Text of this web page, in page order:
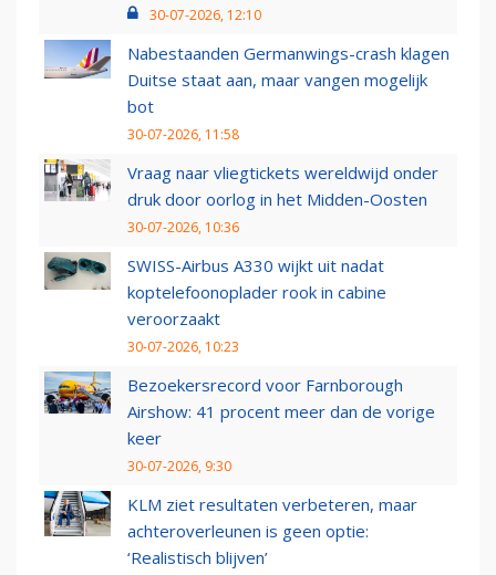
30-07-2026, 12:10
Nabestaanden Germanwings-crash klagen
Duitse staat aan, maar vangen mogelijk
bot
30-07-2026, 11:58
Vraag naar vliegtickets wereldwijd onder
druk door oorlog in het Midden-Oosten
30-07-2026, 10:36
SWISS-Airbus A330 wijkt uit nadat
koptelefoonoplader rook in cabine
veroorzaakt
30-07-2026, 10:23
Bezoekersrecord voor Farnborough
Airshow: 41 procent meer dan de vorige
keer
30-07-2026, 9:30
KLM ziet resultaten verbeteren, maar
achteroverleunen is geen optie:
‘Realistisch blijven’